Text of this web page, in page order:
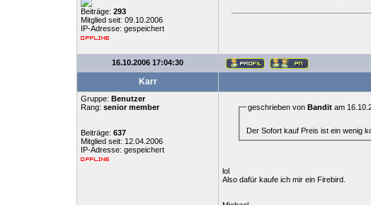
Beiträge: 293
Mitglied seit: 09.10.2006
IP-Adresse: gespeichert
16.10.2006 17:04:30
Karr
Gruppe: Benutzer
Rang: senior member
Beiträge: 637
Mitglied seit: 12.04.2006
IP-Adresse: gespeichert
geschrieben von Banditam
Der Sofort kauf Preis ist ein wenig
lol
Also dafür kaufe ich mir ein Firebird.